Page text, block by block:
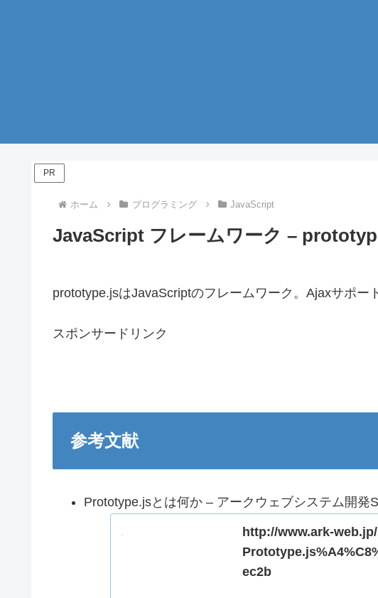
PR
ホーム プログラミング JavaScript
JavaScript フレームワーク –
prototype.jsはJavaScriptのフレームワーク。Ajaxサポー
スポンサードリンク
参考文献
Prototype.jsとは何か – アークウェブシステム開発
http://www.ark-
ec2b